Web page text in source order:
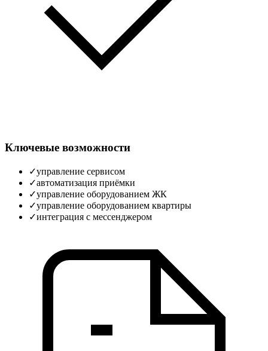
Ключевые возможности
✓управление сервисом
✓автоматизация приёмки
✓управление оборудованием ЖК
✓управление оборудованием квартиры
✓интеграция с мессенджером